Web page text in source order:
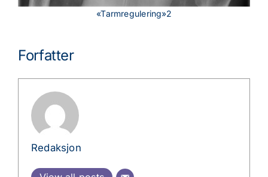
«Tarmregulering»2
Forfatter
Redaksjon